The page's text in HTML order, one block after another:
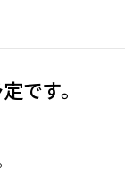
です。
定です。